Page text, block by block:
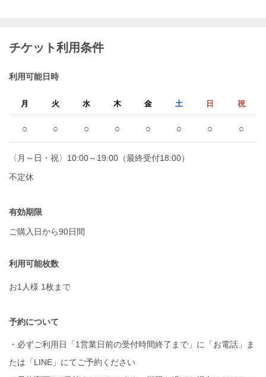
チケット利用条件
利用可能日時
月 火 水 木 金 土 日 祝
○ ○ ○ ○ ○ ○ ○ ○
〈月～日・祝〉10:00～19:00（最終受付18:00）
不定休
有効期限
ご購入日から90日間
利用可能枚数
お1人様 1枚まで
予約について
・必ずご利用日「1営業日前の受付時間終了まで」に「お電話」ま
たは「LINE」にてご予約ください